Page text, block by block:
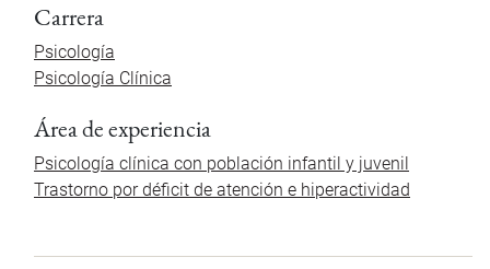
Carrera
Psicología
Psicología Clínica
Área de experiencia
Psicología clínica con población infantil y juvenil
Trastorno por déficit de atención e hiperactividad